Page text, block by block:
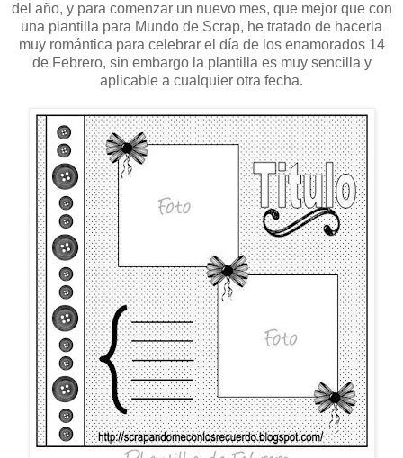
del año, y para comenzar un nuevo mes, que mejor que con
una plantilla para Mundo de Scrap, he tratado de hacerla
muy romántica para celebrar el día de los enamorados 14
de Febrero, sin embargo la plantilla es muy sencilla y
aplicable a cualquier otra fecha.